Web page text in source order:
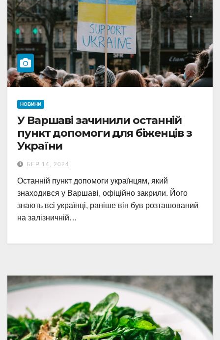
НОВИНИ
У Варшаві зачинили останній
пункт допомоги для біженців з
України
БЕР 14, 2024
Останній пункт допомоги українцям, який
знаходився у Варшаві, офіційно закрили. Його
знають всі українці, раніше він був розташований
на залізничній…